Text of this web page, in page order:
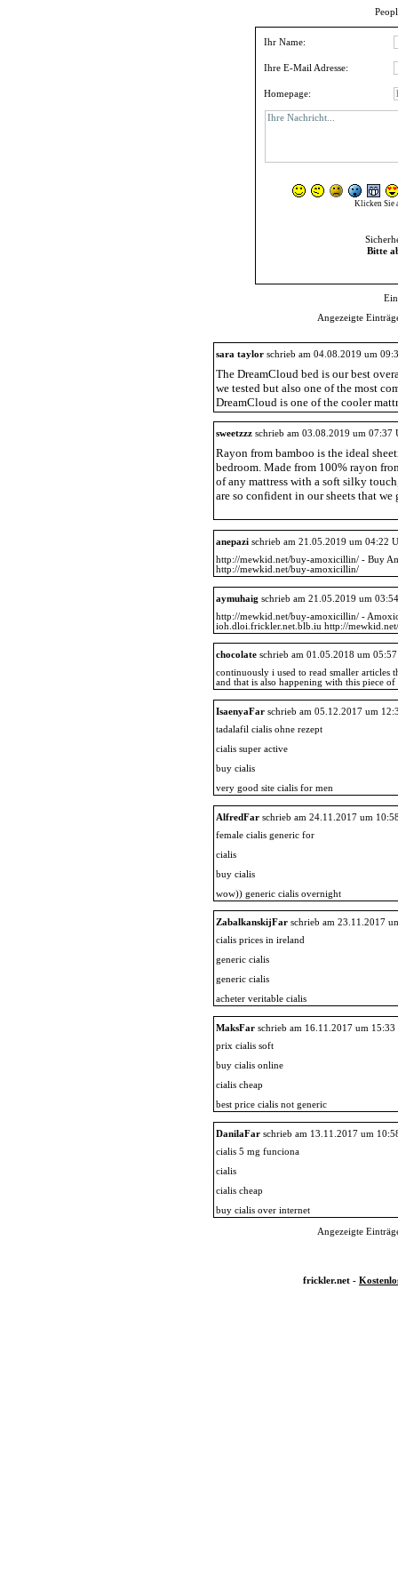
Ihr Name:
Ihre E-Mail Adresse:
Homepage:
Klicken Sie
Bitte
Angezeigte
sara taylor schrieb am 04.08.2019 um
The DreamCloud bed is our best
we tested but also one of the most
DreamCloud is one of the cooler
sweetzzz schrieb am 03.08.2019 um 07:37
Rayon from bamboo is the ideal
bedroom. Made from 100% rayon
of any mattress with a soft silky
are so confident in our sheets that
anepazi schrieb am 21.05.2019 um 04:22
http://mewkid.net/buy-amoxicillin/ - Buy
http://mewkid.net/buy-amoxicillin/
aymuhaig schrieb am 21.05.2019 um
http://mewkid.net/buy-amoxicillin/ -
ioh.dloi.frickler.net.blb.iu http://
chocolate schrieb am 01.05.2018 um
continuously i used to read smaller articles
and that is also happening with this piece
IsaenyaFar schrieb am 05.12.2017 um
tadalafil cialis ohne rezept
cialis super active
buy cialis
very good site cialis for men
AlfredFar schrieb am 24.11.2017 um
female cialis generic for
cialis
buy cialis
wow)) generic cialis overnight
ZabalkanskijFar schrieb am 23.11.2017
cialis prices in ireland
generic cialis
generic cialis
acheter veritable cialis
MaksFar schrieb am 16.11.2017 um 15:33
prix cialis soft
buy cialis online
cialis cheap
best price cialis not generic
DanilaFar schrieb am 13.11.2017 um
cialis 5 mg funciona
cialis
cialis cheap
buy cialis over internet
Angezeigte
frickler.net -